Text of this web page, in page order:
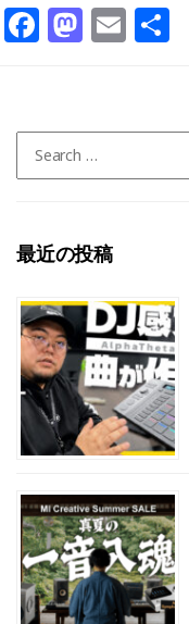
F
e
b
o
k
M
o
d
n
E
l
for:
最近の投稿